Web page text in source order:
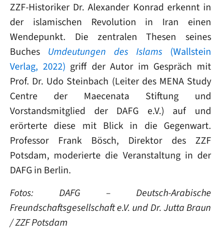
ZZF-Historiker Dr. Alexander Konrad erkennt in
der islamischen Revolution in Iran einen
Wendepunkt. Die zentralen Thesen seines
Buches Umdeutungen des Islams (Wallstein
Verlag, 2022) griff der Autor im Gespräch mit
Prof. Dr. Udo Steinbach (Leiter des MENA Study
Centre der Maecenata Stiftung und
Vorstandsmitglied der DAFG e.V.) auf und
erörterte diese mit Blick in die Gegenwart.
Professor Frank Bösch, Direktor des ZZF
Potsdam, moderierte die Veranstaltung in der
DAFG in Berlin.
Fotos: DAFG – Deutsch-Arabische
Freundschaftsgesellschaft e.V. und Dr. Jutta Braun
/ ZZF Potsdam